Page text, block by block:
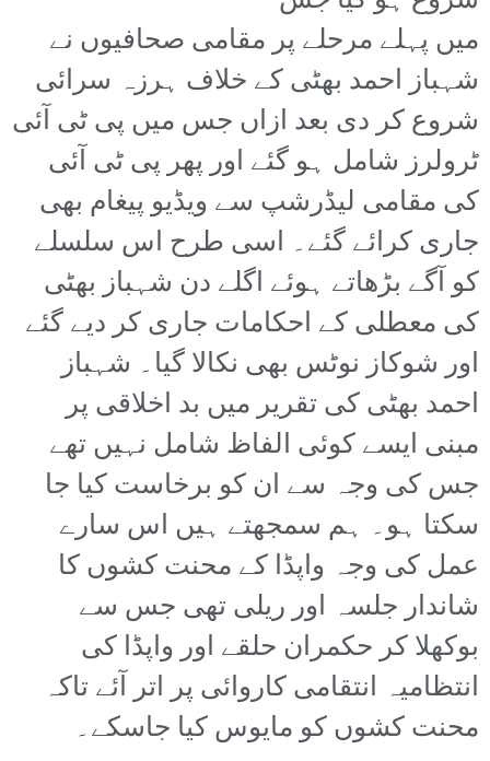
میں پہلے مرحلے پر مقامی صحافیوں نے
شہباز احمد بھٹی کے خلاف ہرزہ سرائی
شروع کر دی بعد ازاں جس میں پی ٹی آئی
ٹرولرز شامل ہو گئے اور پھر پی ٹی آئی
کی مقامی لیڈرشپ سے ویڈیو پیغام بھی
جاری کرائے گئے۔ اسی طرح اس سلسلے
کو آگے بڑھاتے ہوئے اگلے دن شہباز بھٹی
کی معطلی کے احکامات جاری کر دیے گئے
اور شوکاز نوٹس بھی نکالا گیا۔ شہباز
احمد بھٹی کی تقریر میں بد اخلاقی پر
مبنی ایسے کوئی الفاظ شامل نہیں تھے
جس کی وجہ سے ان کو برخاست کیا جا
سکتا ہو۔ ہم سمجھتے ہیں اس سارے
عمل کی وجہ واپڈا کے محنت کشوں کا
شاندار جلسہ اور ریلی تھی جس سے
بوکھلا کر حکمران حلقے اور واپڈا کی
انتظامیہ انتقامی کاروائی پر اتر آئے تاکہ
محنت کشوں کو مایوس کیا جاسکے۔